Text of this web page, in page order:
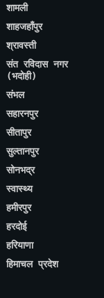
शामली
शाहजहाँपुर
श्रावस्ती
संत रविदास नगर
(भदोही)
संभल
सहारनपुर
सीतापुर
सुल्तानपुर
सोनभद्र
स्वास्थ्य
हमीरपुर
हरदोई
हरियाणा
हिमाचल प्रदेश